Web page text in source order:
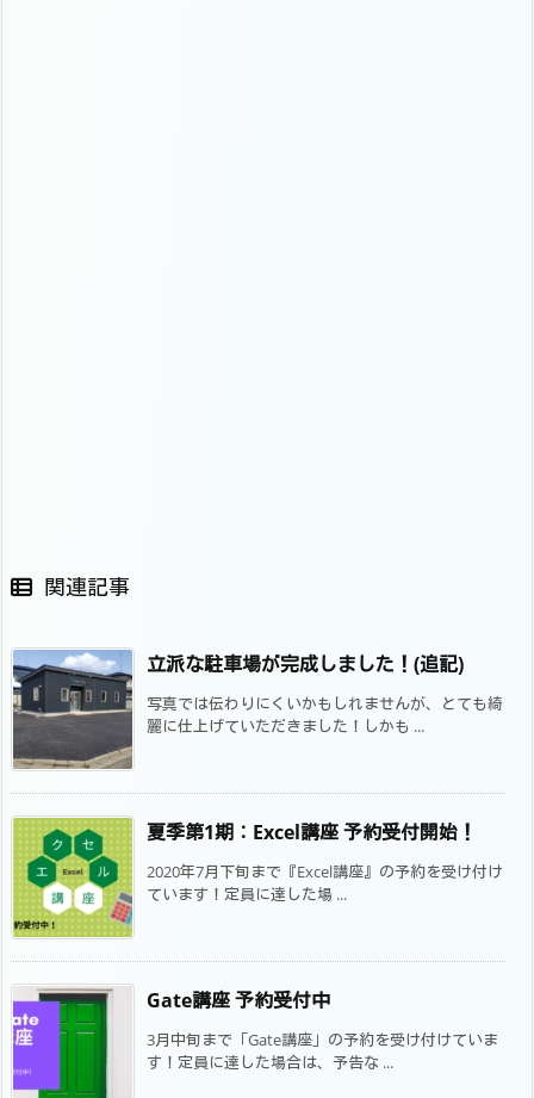
関連記事
立派な駐車場が完成しました！(追記)
写真では伝わりにくいかもしれませんが、とても綺
麗に仕上げていただきました！しかも ...
夏季第1期：Excel講座 予約受付開始！
2020年7月下旬まで『Excel講座』の予約を受け付け
ています！定員に達した場 ...
Gate講座 予約受付中
3月中旬まで「Gate講座」の予約を受け付けていま
す！定員に達した場合は、予告な ...